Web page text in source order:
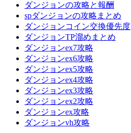
ダンジョンの攻略と報酬
spダンジョンの攻略まとめ
ダンジョンコイン交換優先度
ダンジョンTP溜めまとめ
ダンジョンex7攻略
ダンジョンex6攻略
ダンジョンex5攻略
ダンジョンex4攻略
ダンジョンex3攻略
ダンジョンex2攻略
ダンジョンex攻略
ダンジョンvh攻略